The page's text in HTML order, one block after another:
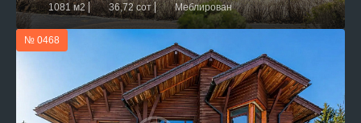
1081 м2
36,72 сот Меблирован
№ 0468